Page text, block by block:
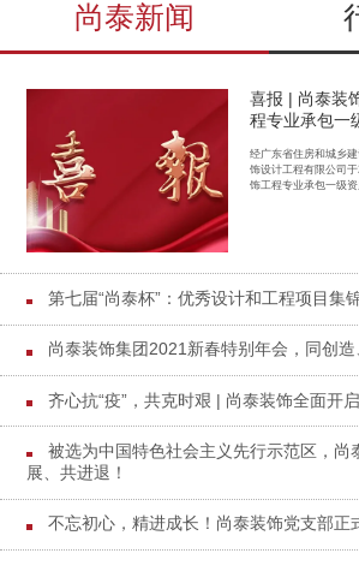
尚泰新闻
喜报 | 尚泰装
程专业承包一
经广东省住房和城乡
饰设计工程有限公司
饰工程专业承包一级资
第七届“尚泰杯”：优秀设计和工程项目集
尚泰装饰集团2021新春特别年会，同创
齐心抗“疫”，共克时艰 | 尚泰装饰全面开
被选为中国特色社会主义先行示范区，尚
展、共进退！
不忘初心，精进成长！尚泰装饰党支部正